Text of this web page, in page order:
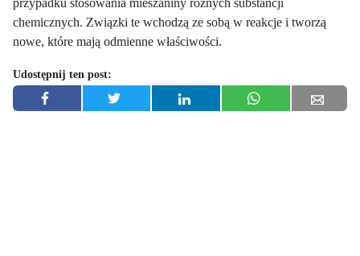
przypadku stosowania mieszaniny różnych substancji
chemicznych. Związki te wchodzą ze sobą w reakcje i tworzą
nowe, które mają odmienne właściwości.
Udostępnij ten post: